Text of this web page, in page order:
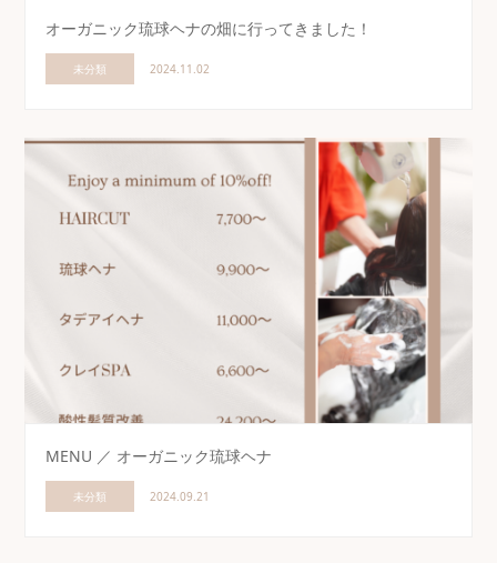
オーガニック琉球ヘナの畑に行ってきました！
未分類 2024.11.02
MENU ／ オーガニック琉球ヘナ
未分類 2024.09.21